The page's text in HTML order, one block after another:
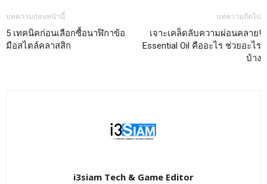
บทความก่อนหน้านี้
5 เทคนิคก่อนเลือกซื้อนาฬิกาข้อ
มือสไตล์คลาสสิก
บทความถัดไป
เจาะเคล็ดลับความผ่อนคลาย!
Essential Oil คืออะไร ช่วยอะไร
บ้าง
i3siam Tech & Game Editor